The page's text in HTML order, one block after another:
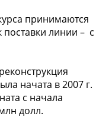
принимаются
поставки линии – с
начата в 2007 г.
с начала
долл.